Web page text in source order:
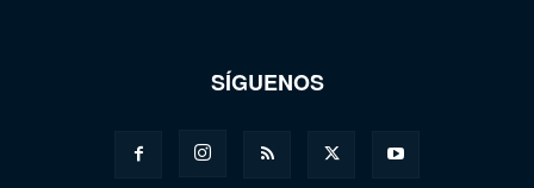
SÍGUENOS